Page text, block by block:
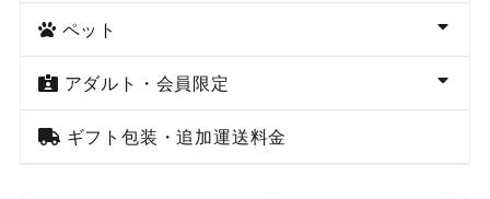
ペット
アダルト・会員限定
ギフト包装・追加運送料金